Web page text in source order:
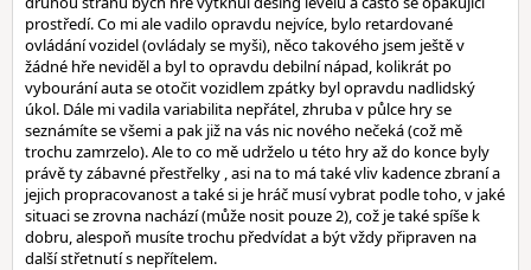
prostředí. Co mi ale vadilo opravdu nejvíce, bylo retardované
ovládání vozidel (ovládaly se myši), něco takového jsem ještě v
žádné hře neviděl a byl to opravdu debilní nápad, kolikrát po
vybourání auta se otočit vozidlem zpátky byl opravdu nadlidský
úkol. Dále mi vadila variabilita nepřátel, zhruba v půlce hry se
seznámíte se všemi a pak již na vás nic nového nečeká (což mě
trochu zamrzelo). Ale to co mě udrželo u této hry až do konce byly
právě ty zábavné přestřelky , asi na to má také vliv kadence zbraní a
jejich propracovanost a také si je hráč musí vybrat podle toho, v jaké
situaci se zrovna nachází (může nosit pouze 2), což je také spíše k
dobru, alespoň musíte trochu předvídat a být vždy připraven na
další střetnutí s nepřítelem.